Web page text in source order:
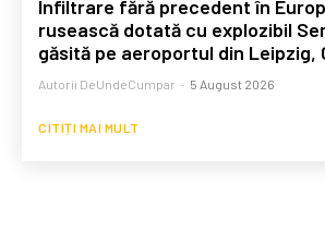
Infiltrare fără precedent în
rusească dotată cu explozibil
găsită pe aeroportul din Leipzig,
Autorii DeUndeCumpar - 5 August 2026
CITIȚI MAI MULT